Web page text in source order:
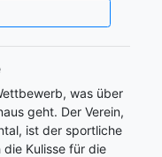
was über
geht. Der Verein,
ist der sportliche
Kulisse für die